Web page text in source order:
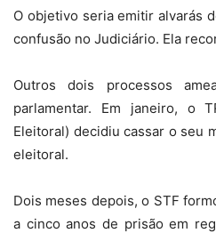
O objetivo seria emitir alvarás
confusão no Judiciário. Ela
Outros dois processos
parlamentar. Em janeiro, o
Eleitoral) decidiu cassar o seu
eleitoral.
Dois meses depois, o STF
a cinco anos de prisão em